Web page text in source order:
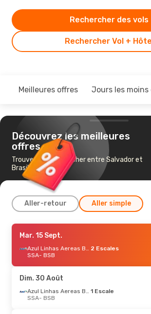
Rechercher Vol +
Rechercher des vols
Meilleures offres Jours les moins
Découvrez les meilleures
offres
Trouvez un vol pas cher entre Salvador et
Brasilia
Aller-retour Aller simple
Lun. 5 Oct.- Mar. 6 Oct.
Gol1 Escale
SSA- BSB
BSB- SSA
Jeu. 10 Sept.- Sam. 12 Sept.
Mar. 15 Sept.
Azul Linhas Aereas Brasileiras 2 Escales
SSA- BSB
Dim. 30 Août
Azul Linhas Aereas Brasileiras 1 Escale
SSA- BSB